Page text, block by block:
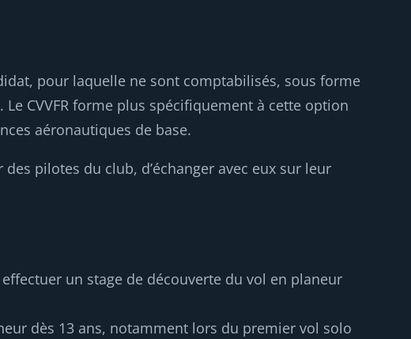
pour laquelle ne sont comptabilisés, sous forme
CVVFR forme plus spécifiquement à cette option
aéronautiques de base.
pilotes du club, d’échanger avec eux sur leur
un stage de découverte du vol en planeur
dès 13 ans, notamment lors du premier vol solo